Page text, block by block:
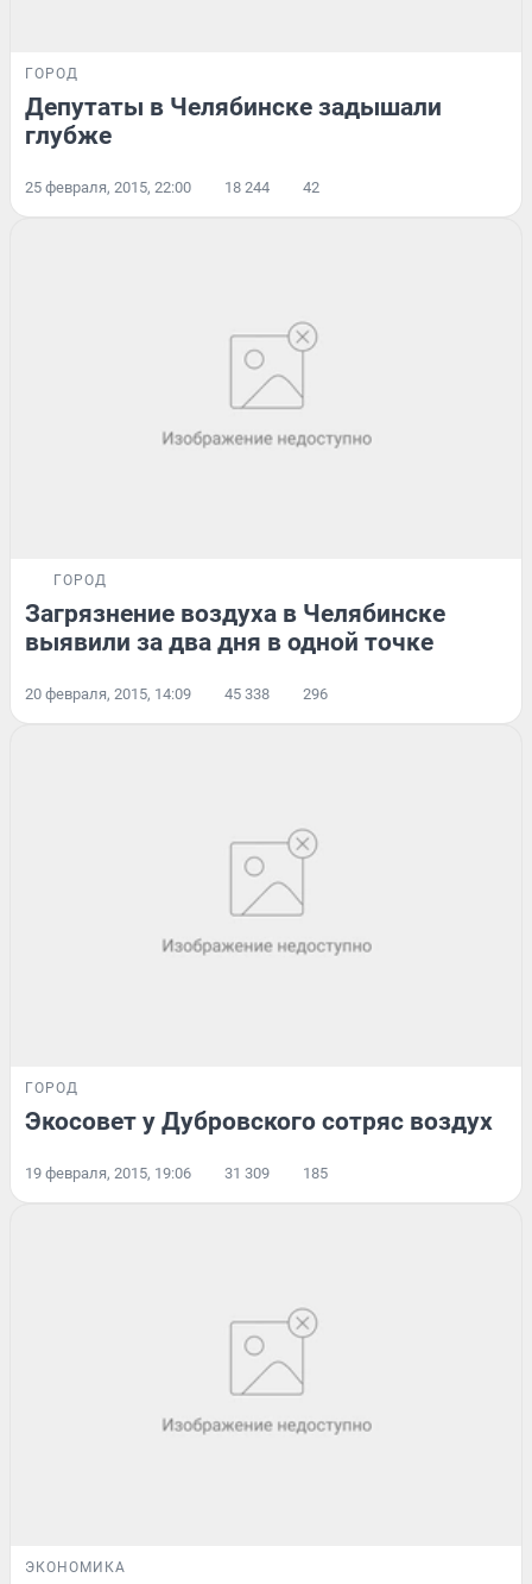
ГОРОД
Депутаты в Челябинске задышали
глубже
25 февраля, 2015, 22:00 18 244 42
ГОРОД
Загрязнение воздуха в Челябинске
выявили за два дня в одной точке
20 февраля, 2015, 14:09 45 338 296
ГОРОД
Экосовет у Дубровского сотряс воздух
19 февраля, 2015, 19:06 31 309 185
ЭКОНОМИКА